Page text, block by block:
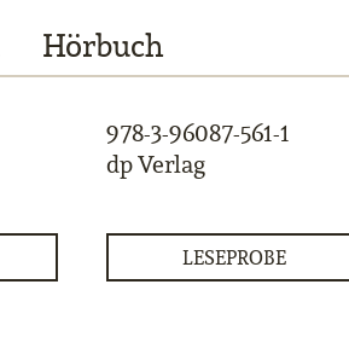
Hörbuch
978-3-96087-561-1
dp Verlag
LESEPROBE